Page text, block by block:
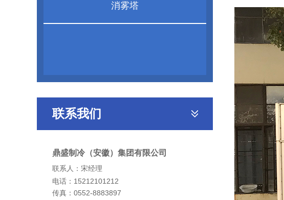
消雾塔
联系我们
鼎盛制冷（安徽）集团有限公司
联系人：宋经理
电话： 15212101212
传真：0552-8883897